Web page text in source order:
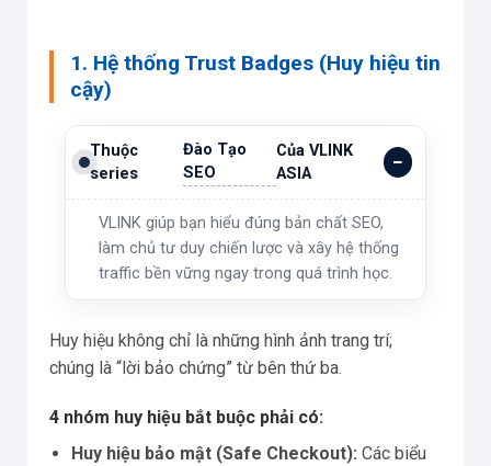
1. Hệ thống Trust Badges (Huy hiệu tin
cậy)
Thuộc
series
Đào Tạo
SEO
Của VLINK
ASIA
VLINK giúp bạn hiểu đúng bản chất SEO,
làm chủ tư duy chiến lược và xây hệ thống
traffic bền vững ngay trong quá trình học.
Huy hiệu không chỉ là những hình ảnh trang trí;
chúng là “lời bảo chứng” từ bên thứ ba.
4 nhóm huy hiệu bắt buộc phải có:
Huy hiệu bảo mật (Safe Checkout): Các biểu